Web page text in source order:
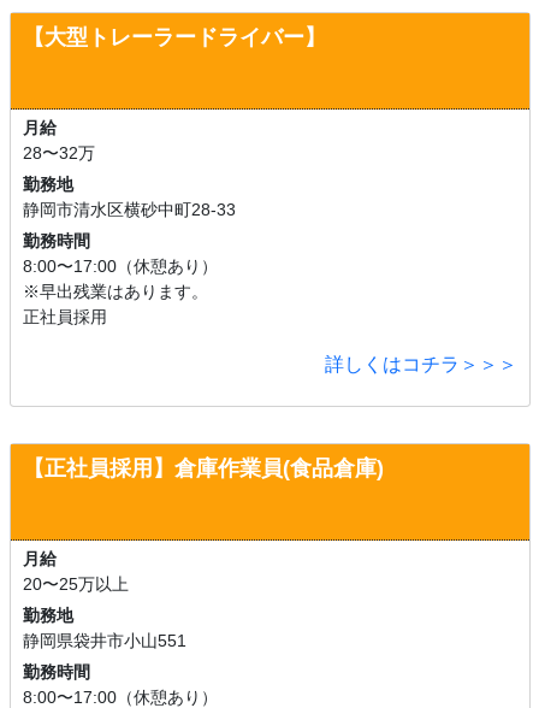
【大型トレーラードライバー】
月給
28〜32万
勤務地
静岡市清水区横砂中町28-33
勤務時間
8:00〜17:00（休憩あり）
※早出残業はあります。
正社員採用
詳しくはコチラ＞＞＞
【正社員採用】 倉庫作業員(食品倉庫)
月給
20〜25万以上
勤務地
静岡県袋井市小山551
勤務時間
8:00〜17:00（休憩あり）